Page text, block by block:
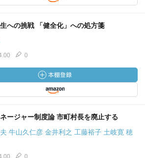
への挑戦 「健全化」への処方箋
0
ージャー制度論 市町村長を廃止する
牛山久仁彦 金井利之 工藤裕子 土岐寛 穂
0